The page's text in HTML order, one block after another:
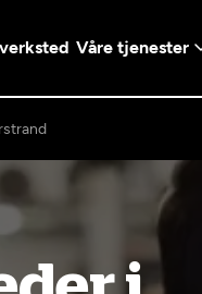
Våre tjenester
en konto ved å